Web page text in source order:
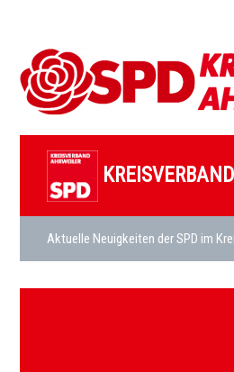
KREISVERBAND
Aktuelle Neuigkeiten der SPD im